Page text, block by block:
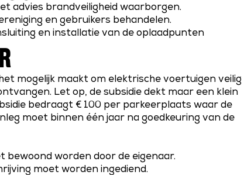
advies brandveiligheid waarborgen.
en gebruikers behandelen.
en installatie van de oplaadpunten
mogelijk maakt om elektrische voertuigen veilig
Let op, de subsidie dekt maar een klein
bedraagt € 100 per parkeerplaats waar de
moet binnen één jaar na goedkeuring van de
bewoond worden door de eigenaar.
moet worden ingediend.